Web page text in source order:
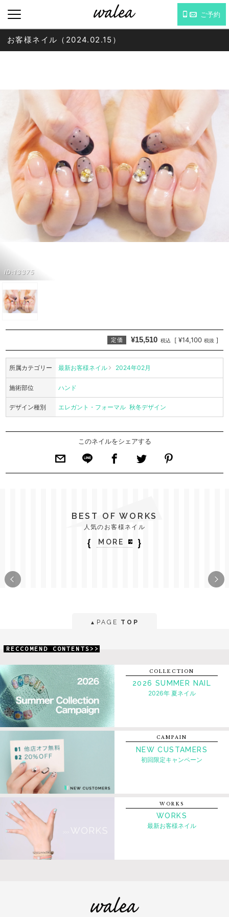
ご予約
ID:13375
お客様ネイル（2024.02.15）
定価 ¥15,510 税込 [ ¥14,100 税抜 ]
所属カテゴリー 最新お客様ネイル 2024年02月
施術部位 ハンド
デザイン種別 エレガント・フォーマル 秋冬デザイン
このネイルをシェアする
BEST OF WORKS
人気のお客様ネイル
｛ MORE ｝
▲ PAGE TOP
RECCOMEND CONTENTS>>
COLLECTION
2026 SUMMER NAIL
2026年 夏ネイル
CAMPAIN
NEW CUSTAMERS
初回限定キャンペーン
WORKS
WORKS
最新お客様ネイル